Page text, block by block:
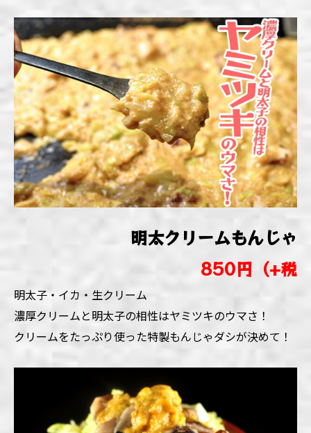
明太クリームもんじゃ
850円（+税
明太子・イカ・生クリーム
濃厚クリームと明太子の相性はヤミツキのウマさ！
クリームをたっぷり使った特製もんじゃダシが決めて！